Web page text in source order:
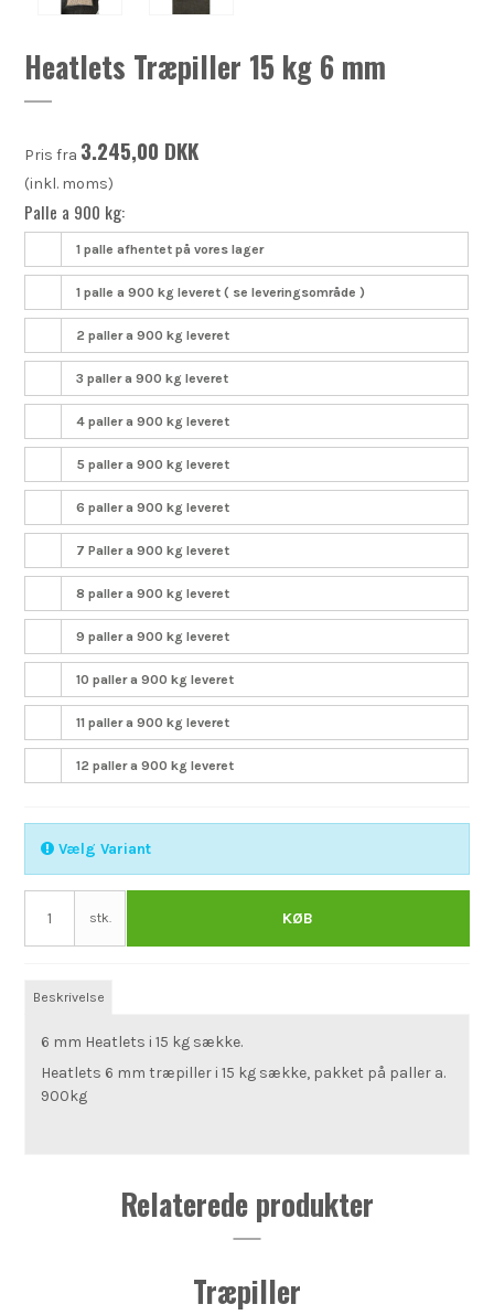
Heatlets Træpiller 15 kg 6 mm
Pris fra 3.245,00 DKK
(inkl. moms)
Palle a 900 kg:
1 palle afhentet på vores lager
1 palle a 900 kg leveret ( se leveringsområde )
2 paller a 900 kg leveret
3 paller a 900 kg leveret
4 paller a 900 kg leveret
5 paller a 900 kg leveret
6 paller a 900 kg leveret
7 Paller a 900 kg leveret
8 paller a 900 kg leveret
9 paller a 900 kg leveret
10 paller a 900 kg leveret
11 paller a 900 kg leveret
12 paller a 900 kg leveret
Vælg Variant
stk. KØB
Beskrivelse
6 mm Heatlets i 15 kg sække.
Heatlets 6 mm træpiller i 15 kg sække, pakket på paller a.
900kg
Relaterede produkter
Træpiller